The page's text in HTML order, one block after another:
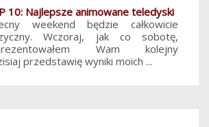
10: Najlepsze animowane teledyski
weekend będzie całkowicie
Wczoraj, jak co sobotę,
Wam kolejny
przedstawię wyniki moich ...